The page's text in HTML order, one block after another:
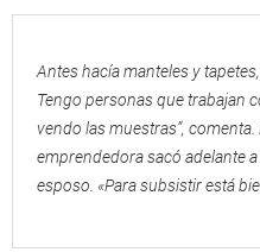
Antes hacía manteles y
Tengo personas que trabajan
vendo las muestras”, comenta.
emprendedora sacó adelante
esposo. «Para subsistir está